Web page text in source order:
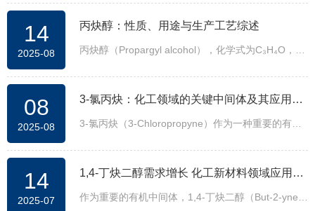
具有重要的应用价值，主要作为光亮剂、整平剂和辅
助添加剂，能够显著改善镀层的质量，提高金属镀层
14
2025-08
丙炔醇：性质、用途与生产工艺综述
丙炔醇（Propargyl alcohol），化学式为C₃H₄O，系
基，这种独特的结构赋予了它特殊的化学性质。
08
2025-08
3-氯丙炔：化工领域的关键中间体及其应用前
景引关注
3-氯丙炔（3-Chloropropyne）作为一种重要的有机
14
2025-07
1,4-丁炔二醇需求增长 化工新材料领域应用潜
力凸显
作为重要的有机中间体，1,4-丁炔二醇（But-2-yne-